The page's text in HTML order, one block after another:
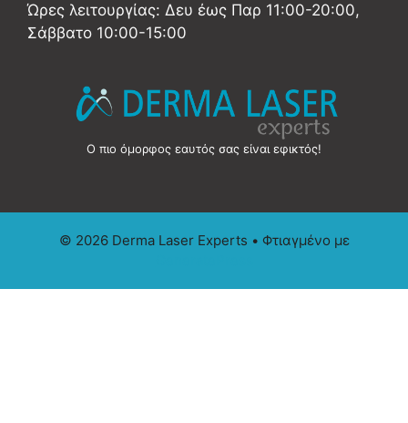
Ώρες λειτουργίας: Δευ έως Παρ 11:00-20:00,
Σάββατο 10:00-15:00
Ο πιο όμορφος εαυτός σας είναι εφικτός!
© 2026 Derma Laser Experts • Φτιαγμένο με